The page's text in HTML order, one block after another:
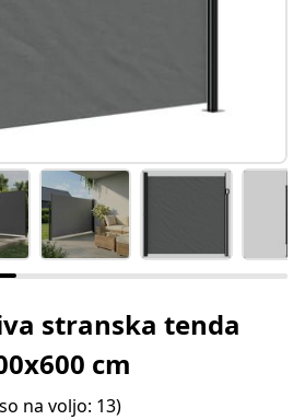
stranska tenda
cm
na voljo: 13)